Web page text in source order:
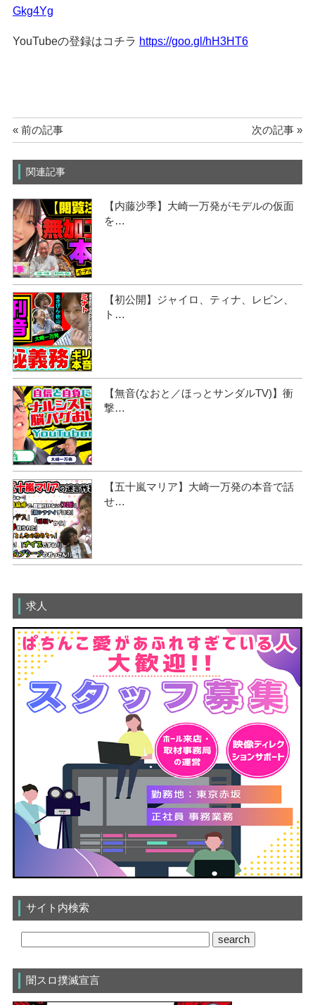
Gkg4Yg
YouTubeの登録はコチラ https://goo.gl/hH3HT6
« 前の記事 次の記事 »
関連記事
【内藤沙季】大崎一万発がモデルの仮面
を…
【初公開】ジャイロ、ティナ、レビン、
ト…
【無音(なおと／ほっとサンダルTV)】衝
撃…
【五十嵐マリア】大崎一万発の本音で話
せ…
求人
サイト内検索
闇スロ撲滅宣言